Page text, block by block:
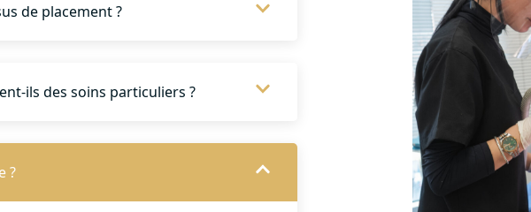
de placement ?
ils des soins particuliers ?
?